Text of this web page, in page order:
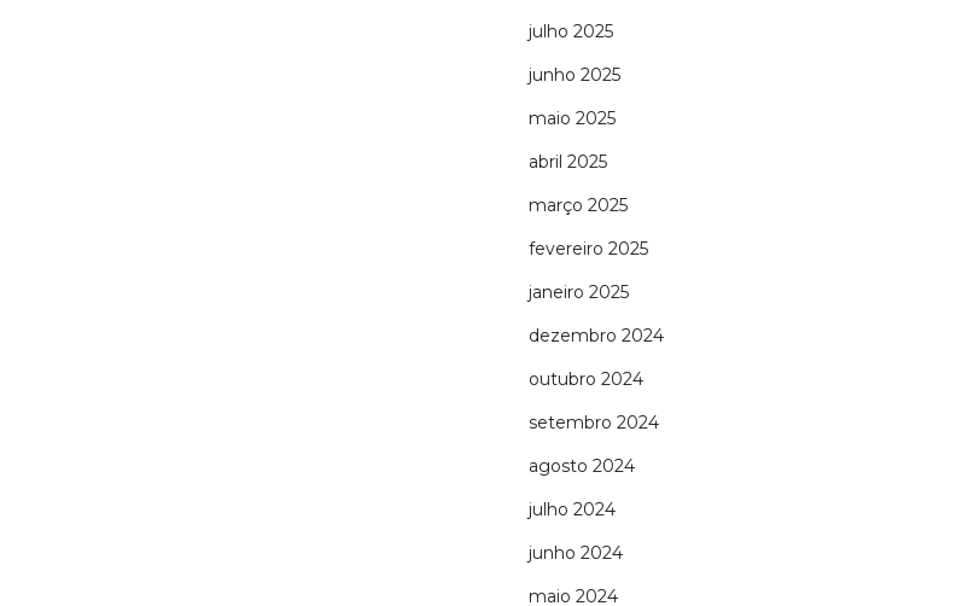
julho 2025
junho 2025
maio 2025
abril 2025
março 2025
fevereiro 2025
janeiro 2025
dezembro 2024
outubro 2024
setembro 2024
agosto 2024
julho 2024
junho 2024
maio 2024